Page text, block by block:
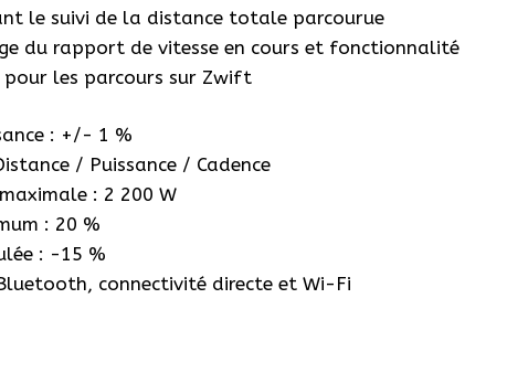
le suivi de la distance totale parcourue
du rapport de vitesse en cours et fonctionnalité
les parcours sur Zwift
: +/- 1 %
/ Puissance / Cadence
: 2 200 W
: 20 %
: -15 %
connectivité directe et Wi-Fi